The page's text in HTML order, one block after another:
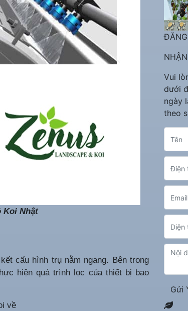
Koi Nhật
cấu hình trụ nằm ngang. Bên trong
hiện quá trình lọc của thiết bị bao
về
ĐĂNG
Vui
dưới
ngày
theo
Gửi